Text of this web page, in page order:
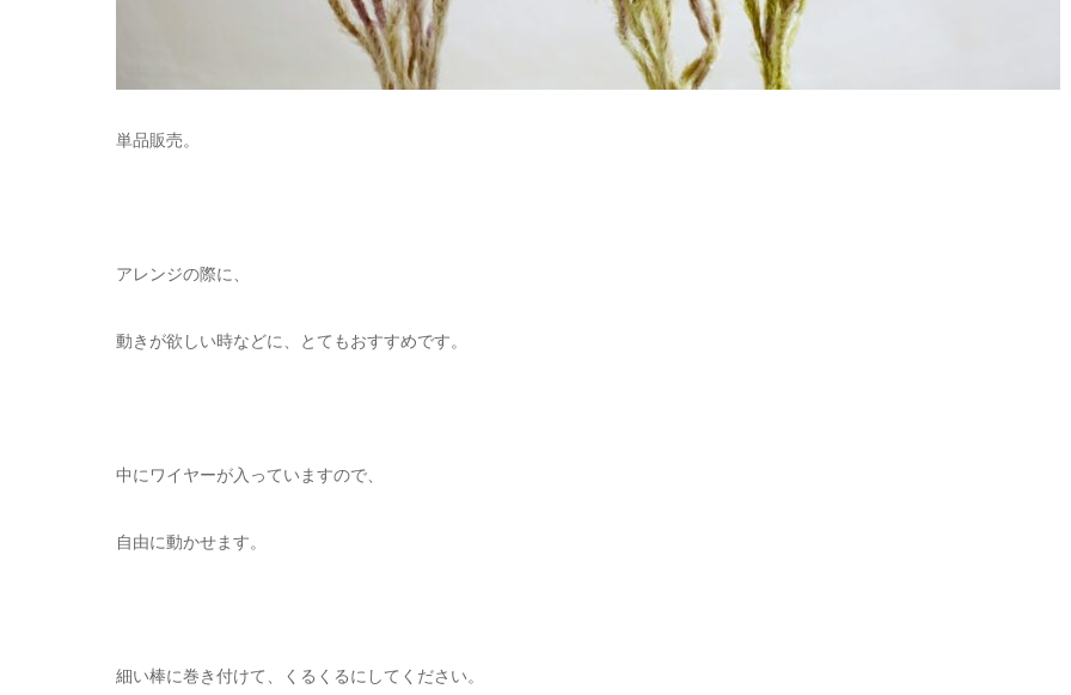
単品販売。
アレンジの際に、
動きが欲しい時などに、とてもおすすめです。
中にワイヤーが入っていますので、
自由に動かせます。
細い棒に巻き付けて、くるくるにしてください。